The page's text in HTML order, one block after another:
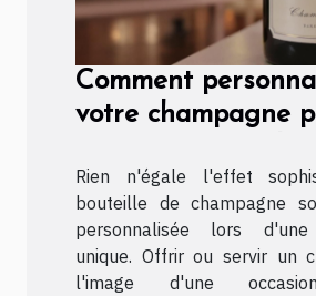
Comment
votre champagne
Rien n'égale l'effet
bouteille de champagne
personnalisée lors d'une
unique. Offrir ou servir un
l'image d'une